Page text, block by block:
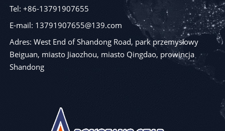
Tel: +86-13791907655
E-mail: 13791907655@139.com
Adres: West End of Shandong Road, park przemysłowy
Beiguan, miasto Jiaozhou, miasto Qingdao, prowincja
Shandong